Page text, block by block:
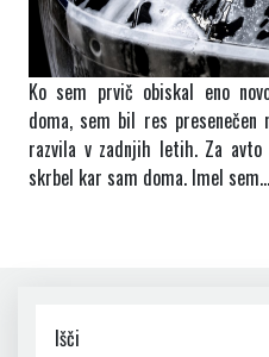
Ko sem prvič obiskal eno
doma, sem bil res
razvila v zadnjih letih. Za
skrbel kar sam doma. Imel sem…
Išči